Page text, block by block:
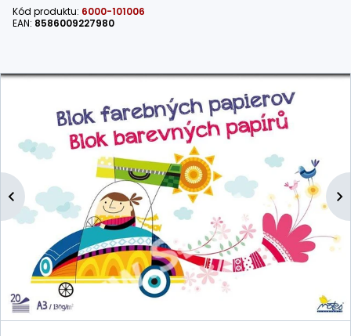
Kód produktu: 6000-101006
EAN: 8586009227980